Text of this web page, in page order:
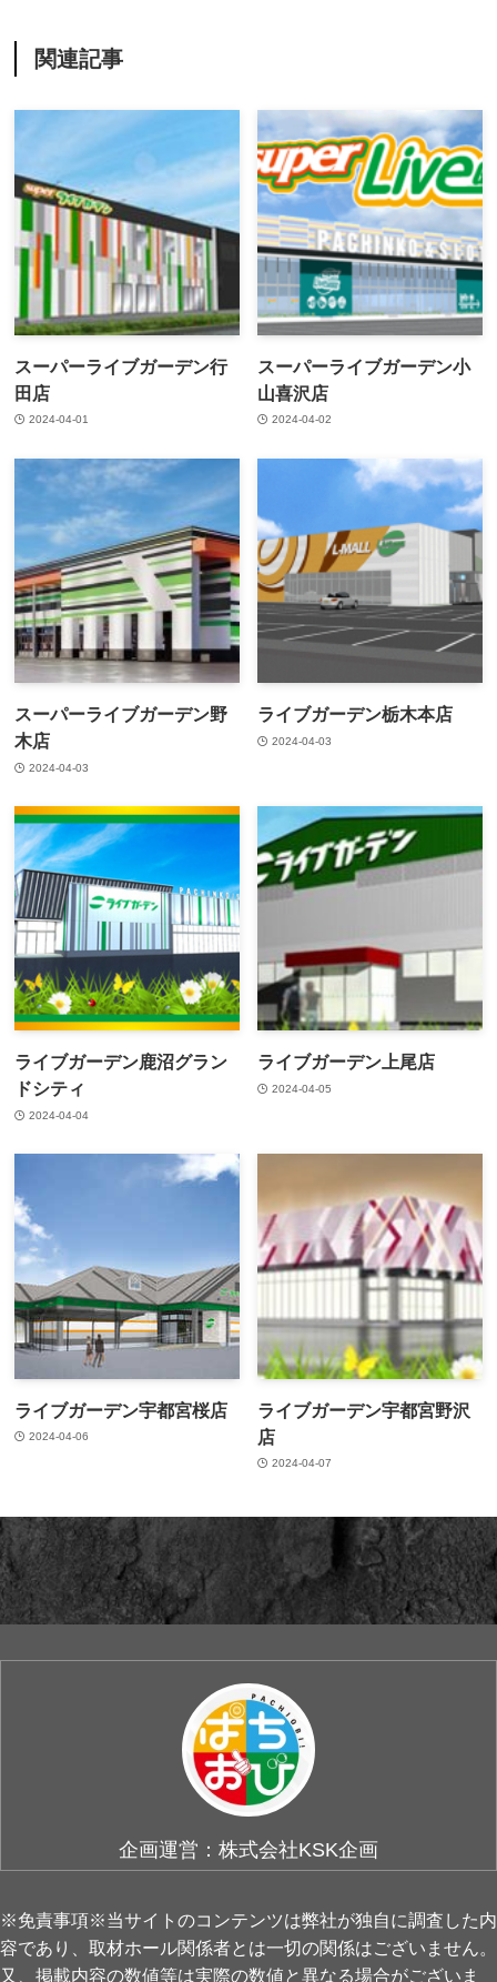
関連記事
スーパーライブガーデン行
田店
2024-04-01
スーパーライブガーデン小
山喜沢店
2024-04-02
スーパーライブガーデン野
木店
2024-04-03
ライブガーデン栃木本店
2024-04-03
ライブガーデン鹿沼グラン
ドシティ
2024-04-04
ライブガーデン上尾店
2024-04-05
ライブガーデン宇都宮桜店
2024-04-06
ライブガーデン宇都宮野沢
店
2024-04-07
企画運営：株式会社KSK企画
※免責事項※当サイトのコンテンツは弊社が独自に調査した内
容であり、取材ホール関係者とは一切の関係はございません。
又、掲載内容の数値等は実際の数値と異なる場合がございま